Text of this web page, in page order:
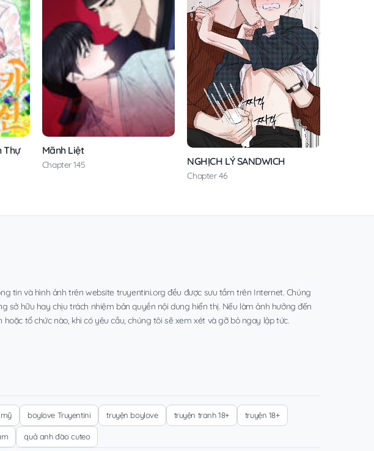
Thự
Mãnh Liệt
Chapter 145 NGHỊCH LÝ SANDWICH
Chapter 46
tin và hình ảnh trên website truyentini.org đều được sưu tầm trên Internet. Chúng
sở hữu hay chịu trách nhiệm bản quyền nội dung hiển thị. Nếu làm ảnh hưởng đến
hoặc tổ chức nào, khi có yêu cầu, chúng tôi sẽ xem xét và gỡ bỏ ngay lập tức.
boylove Truyentini truyện boylove truyện tranh 18+ truyện 18+
quả anh đào cuteo